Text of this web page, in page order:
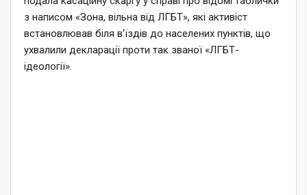
з написом «Зона, вільна від ЛГБТ», які активіст
встановлював біля в’їздів до населених пунктів, що
ухвалили декларації проти так званої «ЛГБТ-
ідеології».